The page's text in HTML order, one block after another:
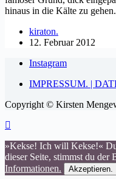
hinaus in die Kälte zu gehen.
kiraton.
12. Februar 2012
Instagram
IMPRESSUM. |
Copyright © Kirsten
»Kekse! Ich will Kekse!«
dieser Seite, stimmst du der
Informationen.
Akzeptieren.